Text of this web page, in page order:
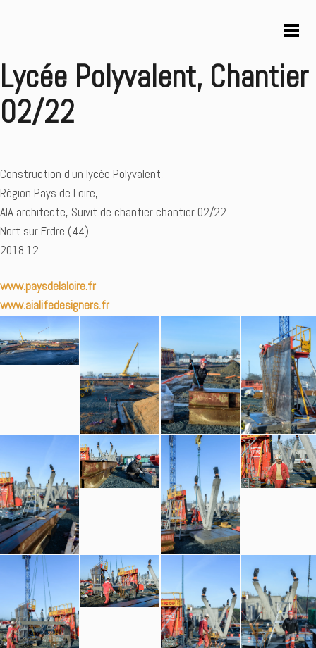
Lycée Polyvalent, Chantier
02/22
Construction d’un lycée Polyvalent,
Région Pays de Loire,
AIA architecte, Suivit de chantier chantier 02/22
Nort sur Erdre (44)
2018.12
www.paysdelaloire.fr
www.aialifedesigners.fr